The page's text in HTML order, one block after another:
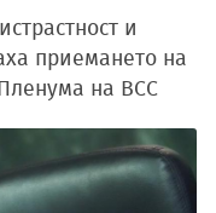
и
приемането на
на ВСС